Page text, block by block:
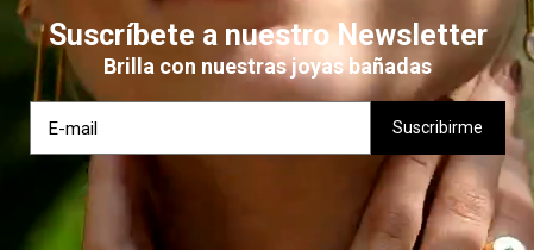
Suscríbete a nuestro Newsletter
Brilla con nuestras joyas bañadas